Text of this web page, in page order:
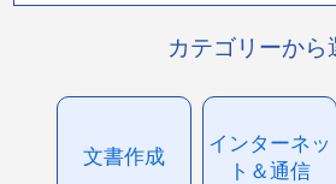
カテゴリーから
文書作成
インターネッ
ト＆通信